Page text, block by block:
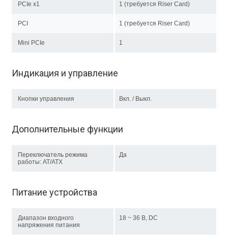
PCIe x1 1 (требуется Riser Card)
PCI 1 (требуется Riser Card)
Mini PCIe 1
Индикация и управление
Кнопки управления Вкл. / Выкл.
Дополнительные функции
Переключатель режима
работы: AT/ATX
Да
Питание устройства
Диапазон входного
напряжения питания
18 ~ 36 В, DC